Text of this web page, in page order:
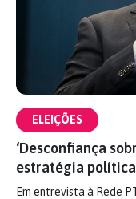
ELEIÇÕES
‘Desconfiança
estratégia
Em entrevista à Rede